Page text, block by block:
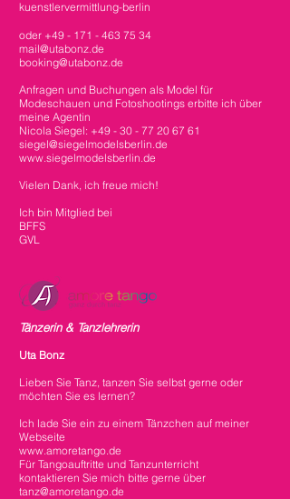
kuenstlervermittlung-berlin
oder +49 - 171 - 463 75 34
mail@utabonz.de
booking@utabonz.de
Anfragen und Buchungen als Model für
Modeschauen und Fotoshootings erbitte ich über
meine Agentin
Nicola Siegel: +49 - 30 - 77 20 67 61
siegel@siegelmodelsberlin.de
www.siegelmodelsberlin.de
Vielen Dank, ich freue mich!
Ich bin Mitglied bei
BFFS
GVL
Tänzerin & Tanzlehrerin
Uta Bonz
Lieben Sie Tanz, tanzen Sie selbst gerne oder
möchten Sie es lernen?
Ich lade Sie ein zu einem Tänzchen auf meiner
Webseite
www.amoretango.de
Für Tangoauftritte und Tanzunterricht
kontaktieren Sie mich bitte gerne über
tanz@amoretango.de